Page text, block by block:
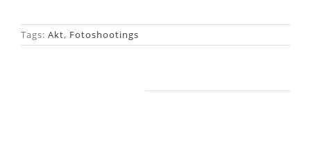
Tags: Akt, Fotoshootings